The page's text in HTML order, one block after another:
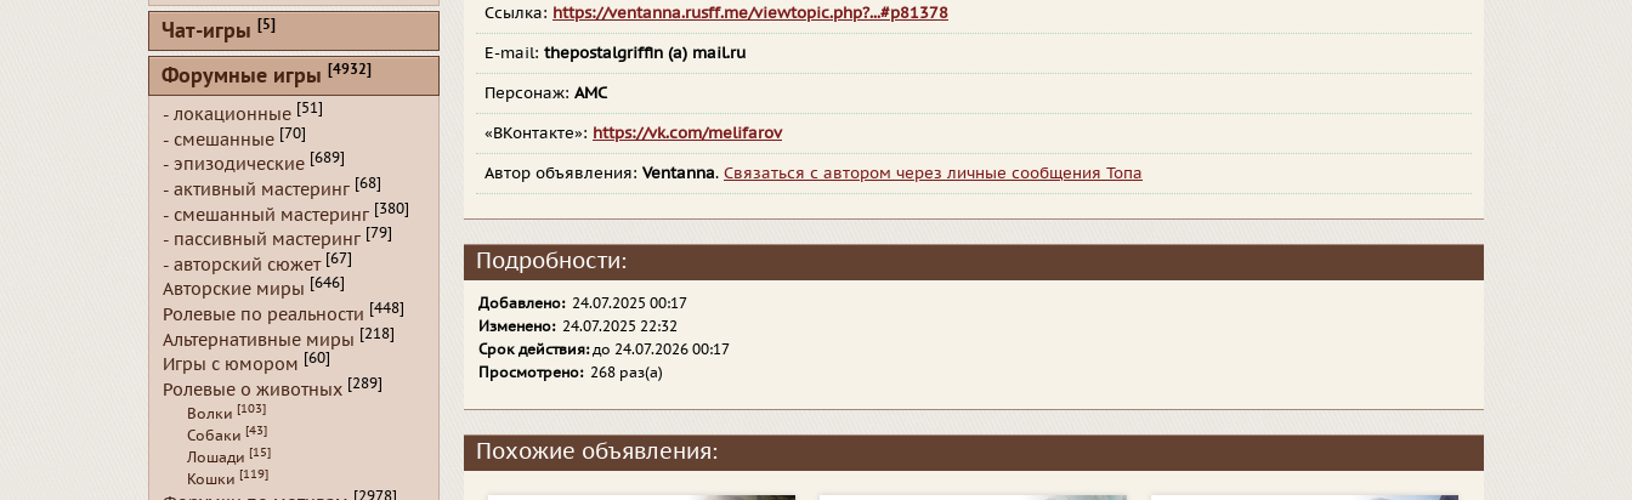
Ссылка: https://ventanna.rusff.me/viewtopic.php?...#p81378
E-mail: thepostalgriffin (a) mail.ru
Персонаж: АМС
«ВКонтакте»: https://vk.com/melifarov
Автор объявления: Ventanna. Связаться с автором через личные сообщения Топа
Подробности:
Добавлено:24.07.2025 00:17
Изменено:24.07.2025 22:32
Срок действия:до 24.07.2026 00:17
Просмотрено:268 раз(а)
Похожие объявления:
Чат-игры [5]
Форумные игры [4932]
- локационные [51]
- смешанные [70]
- эпизодические [689]
- активный мастеринг [68]
- смешанный мастеринг [380]
- пассивный мастеринг [79]
- авторский сюжет [67]
Авторские миры [646]
Ролевые по реальности [448]
Альтернативные миры [218]
Игры с юмором [60]
Ролевые о животных [289]
Волки [103]
Собаки [43]
Лошади [15]
Кошки [119]
[2978]